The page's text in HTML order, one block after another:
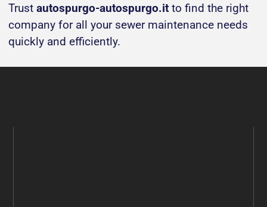
Trust autospurgo-autospurgo.it to find the right
company for all your sewer maintenance needs
quickly and efficiently.